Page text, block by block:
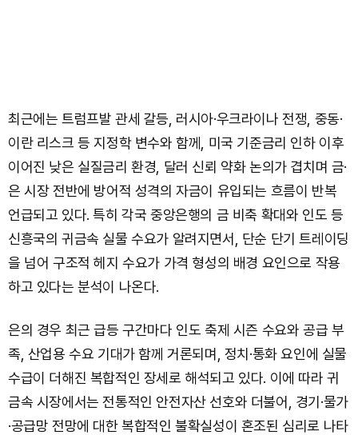
최근에는 트럼프발 관세 갈등, 러시아·우크라이나 전쟁, 중동·
이란 리스크 등 지정학 변수와 함께, 미국 기준금리 인하 이후
이어진 낮은 실질금리 환경, 달러 신뢰 약화 논의가 겹치며 금·
은 시장 전반에 방어적 성격의 자금이 유입되는 흐름이 반복
언급되고 있다. 특히 각국 중앙은행의 금 비축 확대와 인도 등
신흥국의 귀금속 실물 수요가 알려지면서, 단순 단기 트레이딩
을 넘어 구조적 헤지 수요가 가격 형성의 배경 요인으로 작용
하고 있다는 분석이 나온다.
은의 경우 최근 급등 구간마다 인도 축제 시즌 수요와 공급 부
족, 산업용 수요 기대가 함께 거론되며, 정치·통화 요인에 실물
수급이 더해진 복합적인 장세로 해석되고 있다. 이에 따라 귀
금속 시장에서는 전통적인 안전자산 선호와 더불어, 경기·물가
·공급망 전망에 대한 복합적인 불확실성이 혼조된 심리로 나타